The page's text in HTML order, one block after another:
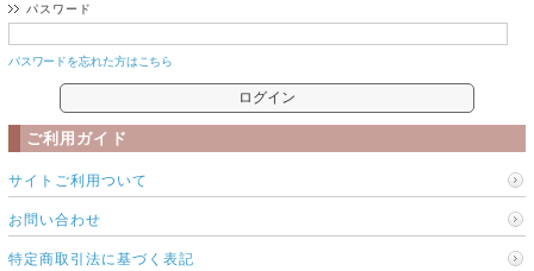
パスワード
パスワードを忘れた方はこちら
ご利用ガイド
サイトご利用ついて
お問い合わせ
特定商取引法に基づく表記